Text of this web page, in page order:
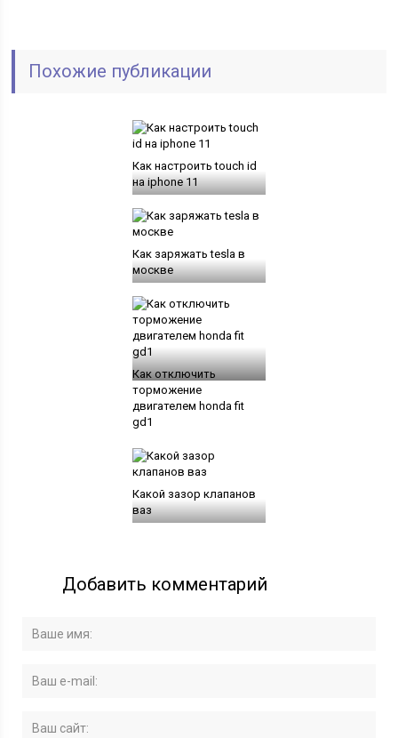
Похожие публикации
Как настроить touch id
на iphone 11
Как заряжать tesla в
москве
Как отключить
торможение
двигателем honda fit
gd1
Какой зазор клапанов
ваз
Добавить комментарий